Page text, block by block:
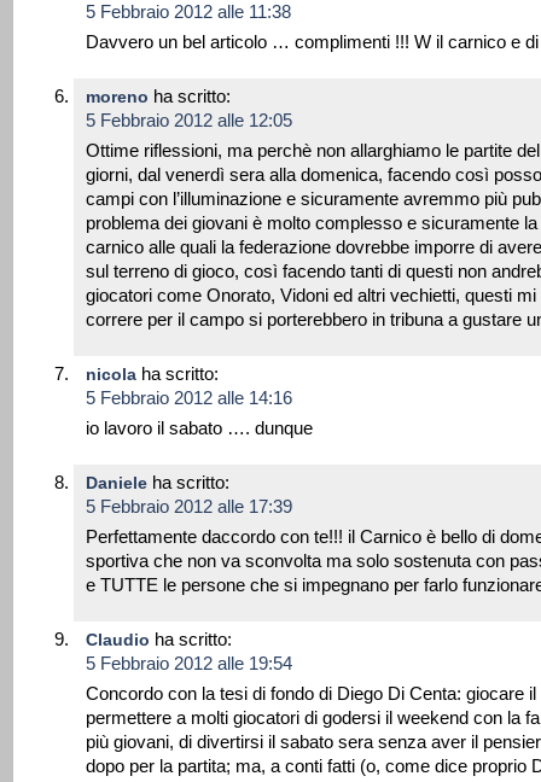
5 Febbraio 2012 alle 11:38
Davvero un bel articolo … complimenti !!! W il carnico e
moreno ha scritto:
5 Febbraio 2012 alle 12:05
Ottime riflessioni, ma perchè non allarghiamo le partite
giorni, dal venerdì sera alla domenica, facendo così
campi con l’illuminazione e sicuramente avremmo più
problema dei giovani è molto complesso e sicuramente
carnico alle quali la federazione dovrebbe imporre di
sul terreno di gioco, così facendo tanti di questi non
giocatori come Onorato, Vidoni ed altri vechietti, questi
correre per il campo si porterebbero in tribuna a gustare
nicola ha scritto:
5 Febbraio 2012 alle 14:16
io lavoro il sabato …. dunque
Daniele ha scritto:
5 Febbraio 2012 alle 17:39
Perfettamente daccordo con te!!! il Carnico è bello di
sportiva che non va sconvolta ma solo sostenuta con
e TUTTE le persone che si impegnano per farlo
Claudio ha scritto:
5 Febbraio 2012 alle 19:54
Concordo con la tesi di fondo di Diego Di Centa: giocare
permettere a molti giocatori di godersi il weekend con la
più giovani, di divertirsi il sabato sera senza aver il
dopo per la partita; ma, a conti fatti (o, come dice proprio